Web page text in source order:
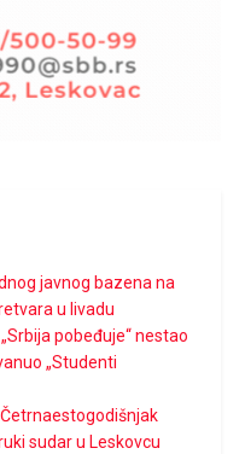
javnog bazena na
u livadu
pobeđuje“ nestao
„Studenti
sudar u Leskovcu